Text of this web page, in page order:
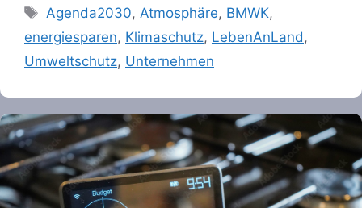
Tags
Agenda2030, Atmosphäre, BMWK,
energiesparen, Klimaschutz, LebenAnLand ,
Umweltschutz, Unternehmen